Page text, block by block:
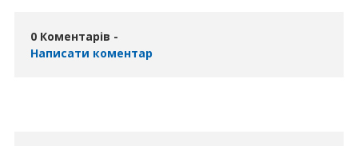
0 Коментарів -
Написати коментар